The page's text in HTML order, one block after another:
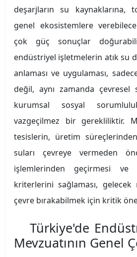
deşarjların su kaynaklarına,
genel ekosistemlere
çok güç sonuçlar
endüstriyel işletmelerin atık su
anlaması ve uygulaması,
değil, aynı zamanda
kurumsal sosyal
vazgeçilmez bir gerekliliktir.
tesislerin, üretim
suları çevreye vermeden
işlemlerinden geçirmesi ve
kriterlerini sağlaması,
çevre bırakabilmek için kritik
Türkiye'de
Mevzuatının Genel